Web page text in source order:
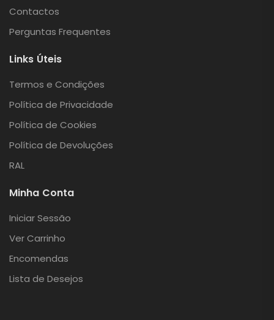
Contactos
Perguntas Frequentes
Links Úteis
Termos e Condições
Política de Privacidade
Política de Cookies
Política de Devoluções
RAL
Minha Conta
Iniciar Sessão
Ver Carrinho
Encomendas
Lista de Desejos